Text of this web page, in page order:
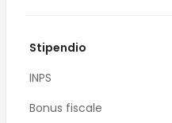
Stipendio
INPS
Bonus fiscale